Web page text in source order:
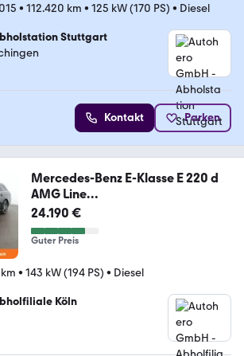
• 112.420 km • 125 kW (170 PS) • Diesel
Stuttgart
Kontakt Parken
Mercedes-Benz E-Klasse E 220 d
AMG Line
Aut.*NAV*LED*PDC*SHZ*
24.190 €
Guter Preis
• 143 kW (194 PS) • Diesel
Köln